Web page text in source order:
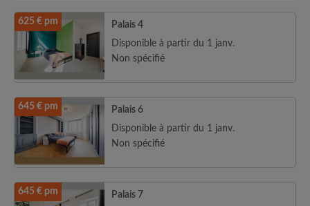
625 € pm
Palais 4
Disponible à partir du 1 janv.
Non spécifié
645 € pm
Palais 6
Disponible à partir du 1 janv.
Non spécifié
645 € pm
Palais 7